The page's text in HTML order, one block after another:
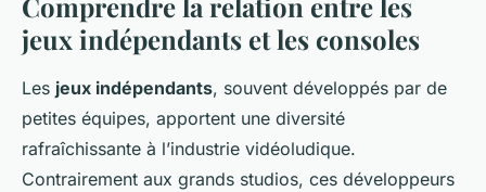
jeux indépendants et les consoles
Les jeux indépendants, souvent développés par de
petites équipes, apportent une diversité
rafraîchissante à l’industrie vidéoludique.
Contrairement aux grands studios, ces développeurs